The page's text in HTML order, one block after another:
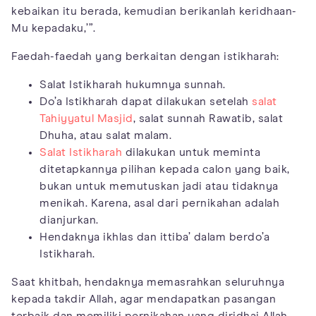
kebaikan itu berada, kemudian berikanlah keridhaan-
Mu kepadaku,’”.
Faedah-faedah yang berkaitan dengan istikharah:
Salat Istikharah hukumnya sunnah.
Do’a Istikharah dapat dilakukan setelah salat
Tahiyyatul Masjid, salat sunnah Rawatib, salat
Dhuha, atau salat malam.
Salat Istikharah dilakukan untuk meminta
ditetapkannya pilihan kepada calon yang baik,
bukan untuk memutuskan jadi atau tidaknya
menikah. Karena, asal dari pernikahan adalah
dianjurkan.
Hendaknya ikhlas dan ittiba’ dalam berdo’a
Istikharah.
Saat khitbah, hendaknya memasrahkan seluruhnya
kepada takdir Allah, agar mendapatkan pasangan